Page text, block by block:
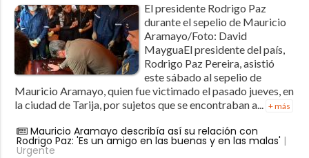
El presidente Rodrigo Paz
durante el sepelio de Mauricio
Aramayo/Foto: David
MayguaEl presidente del país,
Rodrigo Paz Pereira, asistió
este sábado al sepelio de
Mauricio Aramayo, quien fue victimado el pasado jueves, en
la ciudad de Tarija, por sujetos que se encontraban a... + más
Mauricio Aramayo describía así su relación con
Rodrigo Paz: 'Es un amigo en las buenas y en las malas' |
Urgente